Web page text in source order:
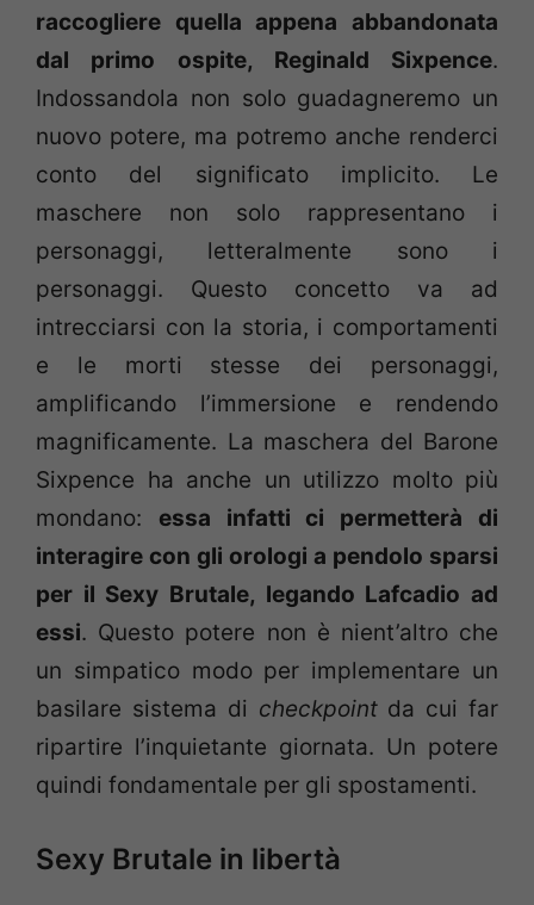
raccogliere quella appena abbandonata
dal primo ospite, Reginald Sixpence.
Indossandola non solo guadagneremo un
nuovo potere, ma potremo anche renderci
conto del significato implicito. Le
maschere non solo rappresentano i
personaggi, letteralmente sono i
personaggi. Questo concetto va ad
intrecciarsi con la storia, i comportamenti
e le morti stesse dei personaggi,
amplificando l’immersione e rendendo
magnificamente. La maschera del Barone
Sixpence ha anche un utilizzo molto più
mondano: essa infatti ci permetterà di
interagire con gli orologi a pendolo sparsi
per il Sexy Brutale, legando Lafcadio ad
essi. Questo potere non è nient’altro che
un simpatico modo per implementare un
basilare sistema di checkpointda cui far
ripartire l’inquietante giornata. Un potere
quindi fondamentale per gli spostamenti.
Sexy Brutale in libertà